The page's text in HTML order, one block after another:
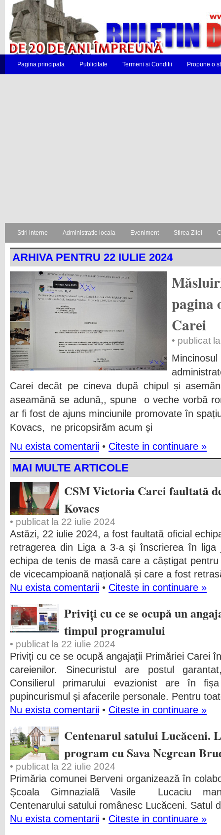
Pagina principala Publicitate Termeni si Conditii Propune o
Stiri interne Administratie locala Eveniment Stirea Zilei
ARHIVA PENTRU 22 IULIE 2024
pagina
Carei
• publicat
Carei decât pe cineva după chipul și
aseamănă se adună,, spune o veche vorbă
ar fi fost de ajuns minciunile promovate în
Kovacs, ne pricopsirăm acum și
Nu exista comentarii • Citeste in continuare »
MAI MULTE ARTICOLE
CSM Victoria Carei faultată
Kovacs
• publicat la 22 iulie 2024
Astăzi, 22 iulie 2024, a fost faultată oficial
retragerea din Liga a 3-a și înscrierea în liga
echipa de tenis de masă care a câștigat
de vicecampioană națională și care a fost
Nu exista comentarii • Citeste in continuare »
Priviți cu ce se ocupă un
timpul programului
• publicat la 22 iulie 2024
Priviți cu ce se ocupă angajații Primăriei Carei
careienilor. Sinecuristul are postul
Consilierul primarului evazionist are în
pupincurismul și afacerile personale. Pentru
Nu exista comentarii • Citeste in continuare »
Centenarul satului Lucăceni.
program cu Sava Negrean
• publicat la 22 iulie 2024
Primăria comunei Berveni organizează în
Școala Gimnazială Vasile Lucaciu
Centenarului satului românesc Lucăceni. Satul
Nu exista comentarii • Citeste in continuare »